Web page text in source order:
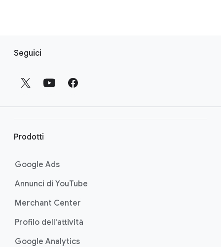
p
Seguici
Prodotti
Google Ads
Annunci di YouTube
Merchant Center
Profilo dell'attività
Google Analytics